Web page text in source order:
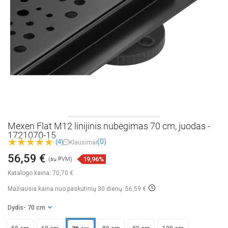
Mexen Flat M12 linijinis nubėgimas 70 cm, juodas -
1721070-15
(4) Klausimai(0)
Katalogo kaina: 70,70 €
56,59 € (su PVM) 19,96%
Mažiausia kaina nuo paskutinių 30 dienų: 56,59 €
Dydis - 70 cm